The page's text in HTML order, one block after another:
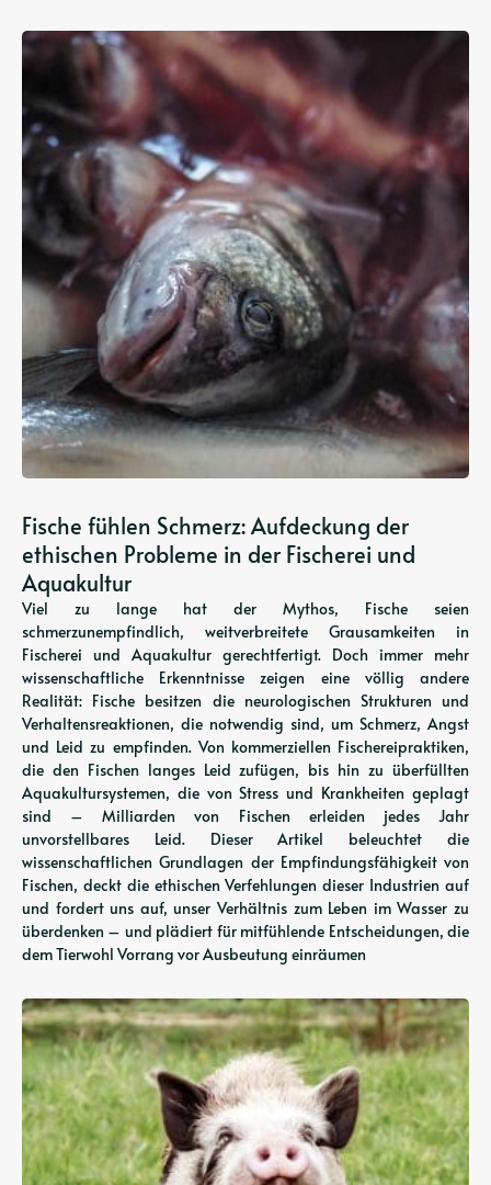
Fische fühlen Schmerz: Aufdeckung der
ethischen Probleme in der Fischerei und
Aquakultur
Viel zu lange hat der Mythos, Fische seien
schmerzunempfindlich, weitverbreitete Grausamkeiten in
Fischerei und Aquakultur gerechtfertigt. Doch immer mehr
wissenschaftliche Erkenntnisse zeigen eine völlig andere
Realität: Fische besitzen die neurologischen Strukturen und
Verhaltensreaktionen, die notwendig sind, um Schmerz, Angst
und Leid zu empfinden. Von kommerziellen Fischereipraktiken,
die den Fischen langes Leid zufügen, bis hin zu überfüllten
Aquakultursystemen, die von Stress und Krankheiten geplagt
sind – Milliarden von Fischen erleiden jedes Jahr
unvorstellbares Leid. Dieser Artikel beleuchtet die
wissenschaftlichen Grundlagen der Empfindungsfähigkeit von
Fischen, deckt die ethischen Verfehlungen dieser Industrien auf
und fordert uns auf, unser Verhältnis zum Leben im Wasser zu
überdenken – und plädiert für mitfühlende Entscheidungen, die
dem Tierwohl Vorrang vor Ausbeutung einräumen